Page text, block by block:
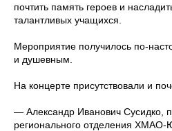
почтить память героев и
талантливых учащихся.
Мероприятие получилось по-
и душевным.
На концерте присутствовали и
— Александр Иванович Сусидко,
регионального отделения